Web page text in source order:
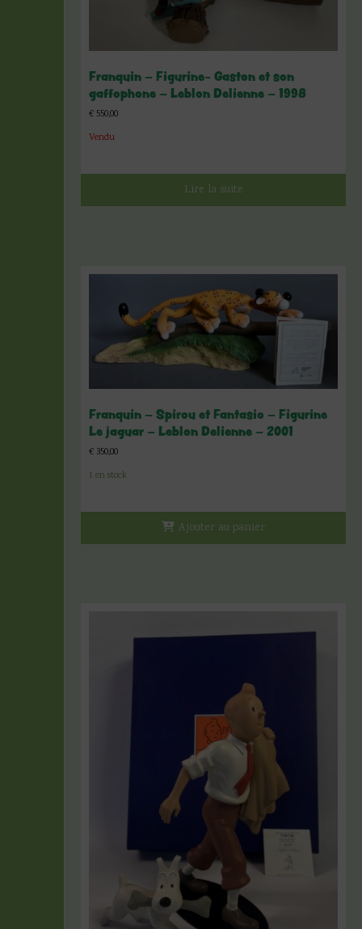
Franquin – Figurine- Gaston et son
gaffophone – Leblon Delienne – 1998
€ 550,00
Vendu
Lire la suite
Franquin – Spirou et Fantasio – Figurine
Le jaguar – Leblon Delienne – 2001
€ 350,00
1 en stock
Ajouter au panier